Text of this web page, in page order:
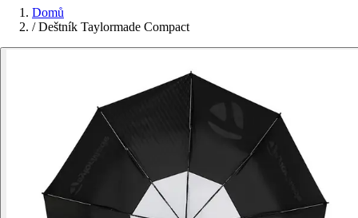
Domů
/ Deštník Taylormade Compact